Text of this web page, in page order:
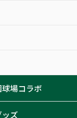
場コラボ
ズ